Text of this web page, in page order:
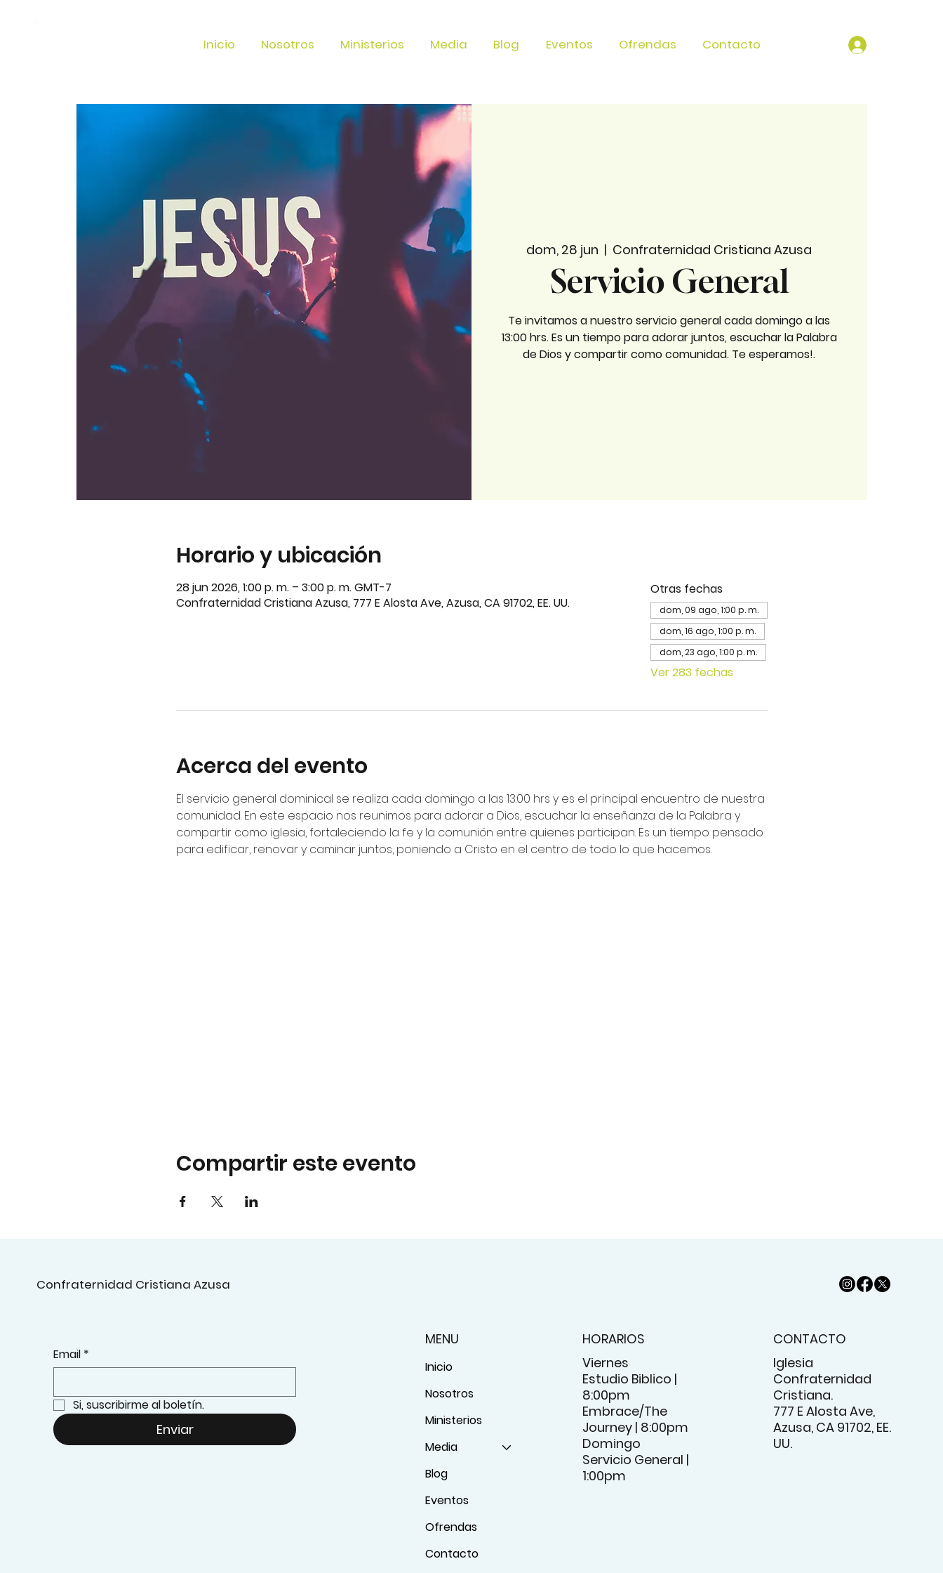
Inicio Nosotros Ministerios Media Blog Eventos Ofrendas Contacto
dom, 28 jun
  |
Confraternidad Cristiana Azusa
Servicio General
Te invitamos a nuestro servicio general cada domingo a las
13:00 hrs. Es un tiempo para adorar juntos, escuchar la Palabra
de Dios y compartir como comunidad. Te esperamos!.
Horario y ubicación
28 jun 2026, 1:00 p. m. – 3:00 p. m. GMT-7
Confraternidad Cristiana Azusa, 777 E Alosta Ave, Azusa, CA 91702, EE. UU.
Otras fechas
dom, 09 ago, 1:00 p. m.
dom, 16 ago, 1:00 p. m.
dom, 23 ago, 1:00 p. m.
Ver 283 fechas
Acerca del evento
El servicio general dominical se realiza cada domingo a las 13:00 hrs y es el principal encuentro de nuestra
comunidad. En este espacio nos reunimos para adorar a Dios, escuchar la enseñanza de la Palabra y
compartir como iglesia, fortaleciendo la fe y la comunión entre quienes participan. Es un tiempo pensado
para edificar, renovar y caminar juntos, poniendo a Cristo en el centro de todo lo que hacemos.
Compartir este evento
Confraternidad Cristiana Azusa
Email *
Si, suscribirme al boletín.
Enviar
MENU
Inicio
Nosotros
Ministerios
Media
Blog
Eventos
Ofrendas
Contacto
HORARIOS
Viernes
Estudio Biblico |
8:00pm
Embrace/The
Journey | 8:00pm
Domingo
Servicio General |
1:00pm
CONTACTO
Iglesia
Confraternidad
Cristiana.
777 E Alosta Ave,
Azusa, CA 91702, EE.
UU.